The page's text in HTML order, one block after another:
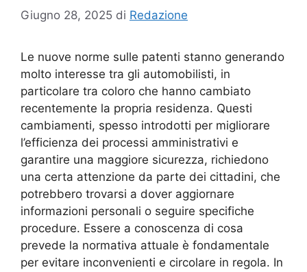
Giugno 28, 2025 di Redazione
Le nuove norme sulle patenti stanno generando
molto interesse tra gli automobilisti, in
particolare tra coloro che hanno cambiato
recentemente la propria residenza. Questi
cambiamenti, spesso introdotti per migliorare
l’efficienza dei processi amministrativi e
garantire una maggiore sicurezza, richiedono
una certa attenzione da parte dei cittadini, che
potrebbero trovarsi a dover aggiornare
informazioni personali o seguire specifiche
procedure. Essere a conoscenza di cosa
prevede la normativa attuale è fondamentale
per evitare inconvenienti e circolare in regola. In